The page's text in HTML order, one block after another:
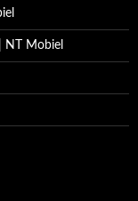
NT Mobiel